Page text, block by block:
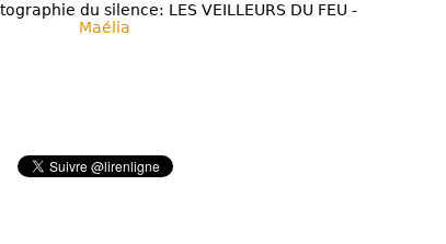
du silence: LES VEILLEURS DU FEU -
Maélia